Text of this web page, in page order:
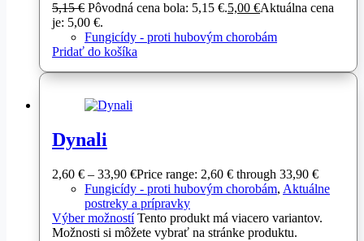
5,15€ Pôvodná cena bola: 5,15 €.5,00 €Aktuálna cena
je: 5,00 €.
Fungicídy - proti hubovým chorobám
Pridať do košíka
Dynali
2,60 € – 33,90 €Price range: 2,60 € through 33,90 €
Fungicídy - proti hubovým chorobám, Aktuálne
postreky a prípravky
Výber možností Tento produkt má viacero variantov.
Možnosti si môžete vybrať na stránke produktu.